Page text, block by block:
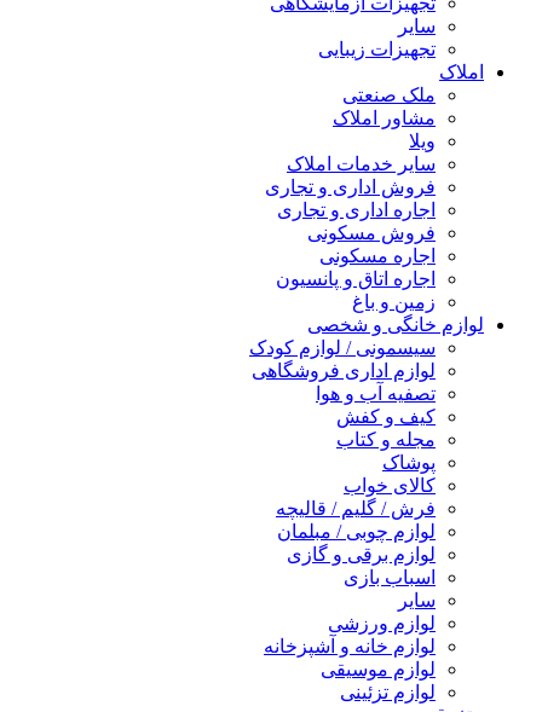
سایر
تجهیزات زیبایی
املاک
ملک صنعتی
مشاور املاک
ویلا
سایر خدمات املاک
فروش اداری و تجاری
اجاره اداری و تجاری
فروش مسکونی
اجاره مسکونی
اجاره اتاق و پانسیون
زمین و باغ
لوازم خانگی و شخصی
سیسمونی / لوازم کودک
لوازم اداری فروشگاهی
تصفیه آب و هوا
کیف و کفش
مجله و کتاب
پوشاک
کالای خواب
فرش / گلیم / قالیچه
لوازم چوبی / مبلمان
لوازم برقی و گازی
اسباب بازی
سایر
لوازم ورزشی
لوازم خانه و آشپزخانه
لوازم موسیقی
لوازم تزئینی